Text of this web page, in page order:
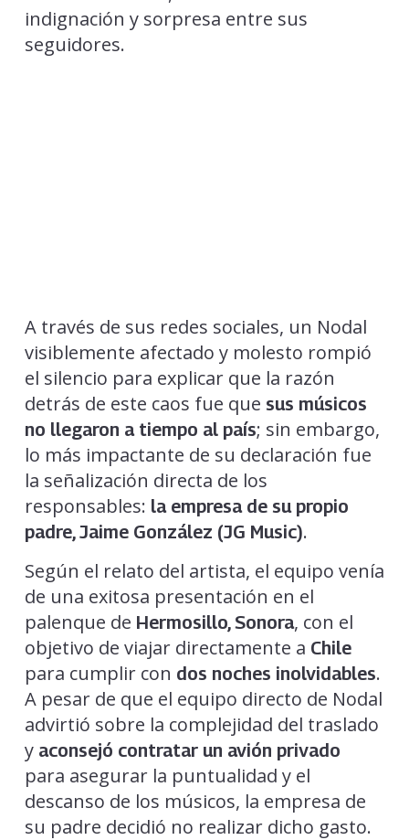
indignación y sorpresa entre sus
seguidores.
A través de sus redes sociales, un Nodal
visiblemente afectado y molesto rompió
el silencio para explicar que la razón
detrás de este caos fue que sus músicos
no llegaron a tiempo al país; sin embargo,
lo más impactante de su declaración fue
la señalización directa de los
responsables: la empresa de su propio
padre, Jaime González (JG Music).
Según el relato del artista, el equipo venía
de una exitosa presentación en el
palenque de Hermosillo, Sonora, con el
objetivo de viajar directamente a Chile
para cumplir con dos noches inolvidables.
A pesar de que el equipo directo de Nodal
advirtió sobre la complejidad del traslado
y aconsejó contratar un avión privado
para asegurar la puntualidad y el
descanso de los músicos, la empresa de
su padre decidió no realizar dicho gasto.